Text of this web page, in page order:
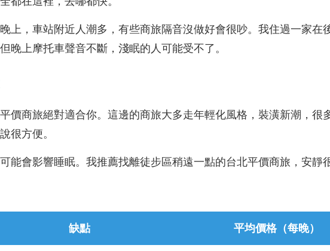
上，車站附近人潮多，有些商旅隔音沒做好會很吵。我住過一家在
晚上摩托車聲音不斷，淺眠的人可能受不了。
價商旅絕對適合你。這邊的商旅大多走年輕化風格，裝潢新潮，很
很方便。
能會影響睡眠。我推薦找離徒步區稍遠一點的台北平價商旅，安靜
缺點 平均價格（每晚）